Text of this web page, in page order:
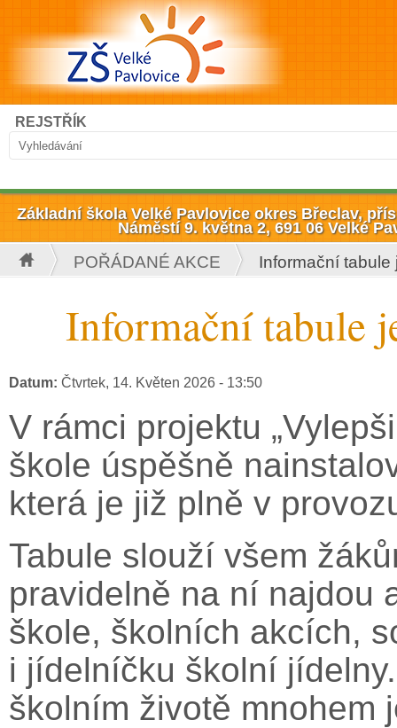
Přejít k hlavnímu obsahu
Vyhledávání
Hledat
REJSTŘÍK
Základní škola Velké Pavlovice okres Břeclav,
Náměstí 9. května 2, 691 06 Velké
Jste zde
POŘÁDANÉ AKCE Informační tabule
Informační tabule
Datum: Čtvrtek, 14. Květen 2026 - 13:50
V rámci projektu
škole úspěšně
která je již plně v
Tabule slouží všem
pravidelně na ní najdou
škole, školních akcích,
i jídelníčku školní
školním životě mnohem